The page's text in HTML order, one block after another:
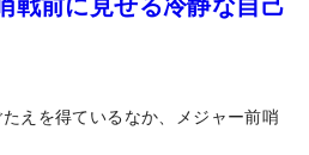
えを得ているなか、メジャー前哨